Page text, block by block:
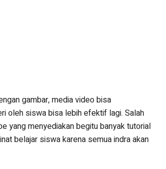
gambar, media video bisa
oleh siswa bisa lebih efektif lagi. Salah
yang menyediakan begitu banyak tutorial
belajar siswa karena semua indra akan